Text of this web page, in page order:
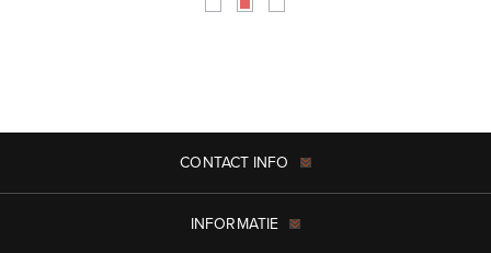
CONTACT INFO
INFORMATIE